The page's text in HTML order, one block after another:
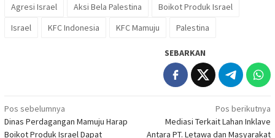
Agresi Israel Aksi Bela Palestina
Boikot Produk Israel
Israel
KFC Indonesia KFC Mamuju Palestina
SEBARKAN
Navigasi
pos
Pos sebelumnya
Dinas Perdagangan Mamuju Harap
Boikot Produk Israel Dapat
Pos berikutnya
Mediasi Terkait Lahan Inklave
Antara PT. Letawa dan Masyarakat